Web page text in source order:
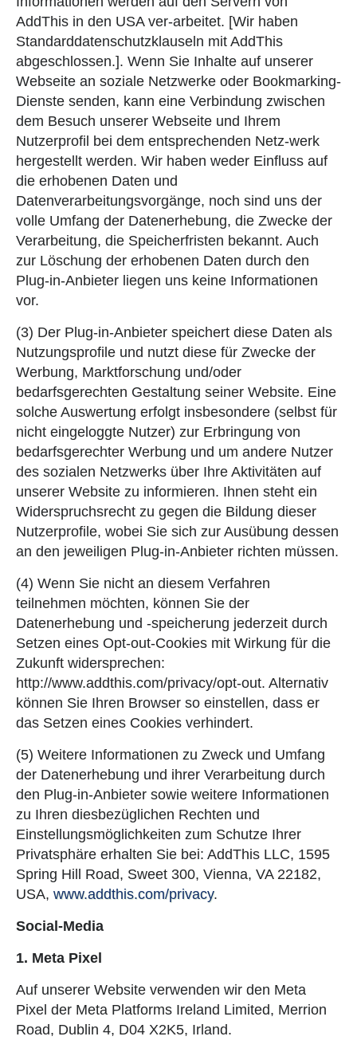
AddThis in den USA ver-arbeitet. [Wir haben
Standarddatenschutzklauseln mit AddThis
abgeschlossen.]. Wenn Sie Inhalte auf unserer
Webseite an soziale Netzwerke oder Bookmarking-
Dienste senden, kann eine Verbindung zwischen
dem Besuch unserer Webseite und Ihrem
Nutzerprofil bei dem entsprechenden Netz-werk
hergestellt werden. Wir haben weder Einfluss auf
die erhobenen Daten und
Datenverarbeitungsvorgänge, noch sind uns der
volle Umfang der Datenerhebung, die Zwecke der
Verarbeitung, die Speicherfristen bekannt. Auch
zur Löschung der erhobenen Daten durch den
Plug-in-Anbieter liegen uns keine Informationen
vor.
(3) Der Plug-in-Anbieter speichert diese Daten als
Nutzungsprofile und nutzt diese für Zwecke der
Werbung, Marktforschung und/oder
bedarfsgerechten Gestaltung seiner Website. Eine
solche Auswertung erfolgt insbesondere (selbst für
nicht eingeloggte Nutzer) zur Erbringung von
bedarfsgerechter Werbung und um andere Nutzer
des sozialen Netzwerks über Ihre Aktivitäten auf
unserer Website zu informieren. Ihnen steht ein
Widerspruchsrecht zu gegen die Bildung dieser
Nutzerprofile, wobei Sie sich zur Ausübung dessen
an den jeweiligen Plug-in-Anbieter richten müssen.
(4) Wenn Sie nicht an diesem Verfahren
teilnehmen möchten, können Sie der
Datenerhebung und -speicherung jederzeit durch
Setzen eines Opt-out-Cookies mit Wirkung für die
Zukunft widersprechen:
http://www.addthis.com/privacy/opt-out. Alternativ
können Sie Ihren Browser so einstellen, dass er
das Setzen eines Cookies verhindert.
(5) Weitere Informationen zu Zweck und Umfang
der Datenerhebung und ihrer Verarbeitung durch
den Plug-in-Anbieter sowie weitere Informationen
zu Ihren diesbezüglichen Rechten und
Einstellungsmöglichkeiten zum Schutze Ihrer
Privatsphäre erhalten Sie bei: AddThis LLC, 1595
Spring Hill Road, Sweet 300, Vienna, VA 22182,
USA, www.addthis.com/privacy.
Social-Media
1. Meta Pixel
Auf unserer Website verwenden wir den Meta
Pixel der Meta Platforms Ireland Limited, Merrion
Road, Dublin 4, D04 X2K5, Irland.